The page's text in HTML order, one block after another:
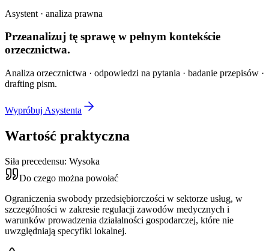
Asystent · analiza prawna
Przeanalizuj tę sprawę w pełnym kontekście
orzecznictwa.
Analiza orzecznictwa · odpowiedzi na pytania · badanie przepisów ·
drafting pism.
Wypróbuj Asystenta
Wartość praktyczna
Siła precedensu: Wysoka
Do czego można powołać
Ograniczenia swobody przedsiębiorczości w sektorze usług, w
szczególności w zakresie regulacji zawodów medycznych i
warunków prowadzenia działalności gospodarczej, które nie
uwzględniają specyfiki lokalnej.